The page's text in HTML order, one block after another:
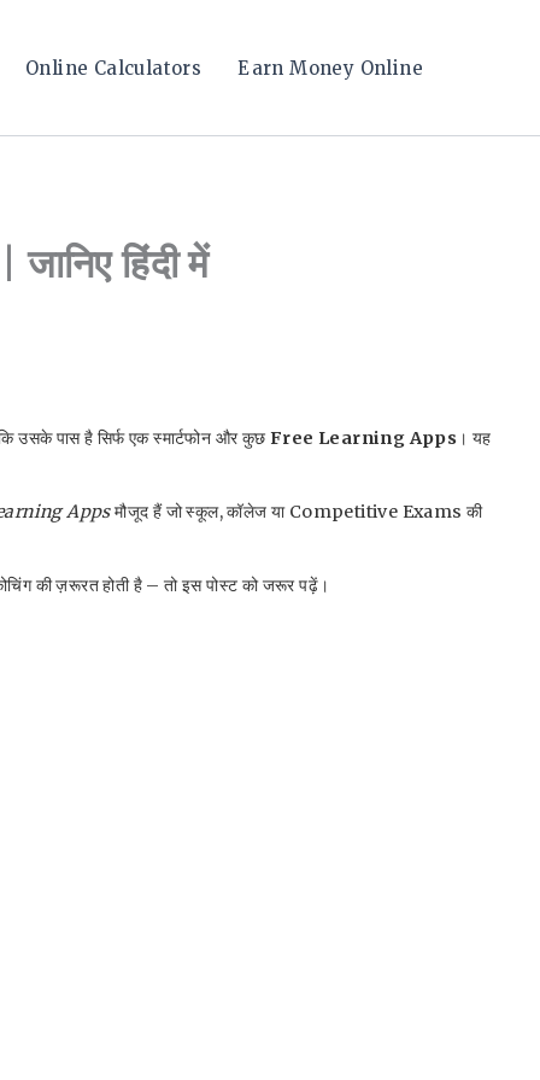
Online Calculators Earn Money Online
हिंदी में
उसके पास है सिर्फ एक स्मार्टफोन और कुछFree Learning Apps । यह
Appsमौजूद हैं जो स्कूल, कॉलेज या Competitive Exams की
की ज़रूरत होती है – तो इस पोस्ट को जरूर पढ़ें।